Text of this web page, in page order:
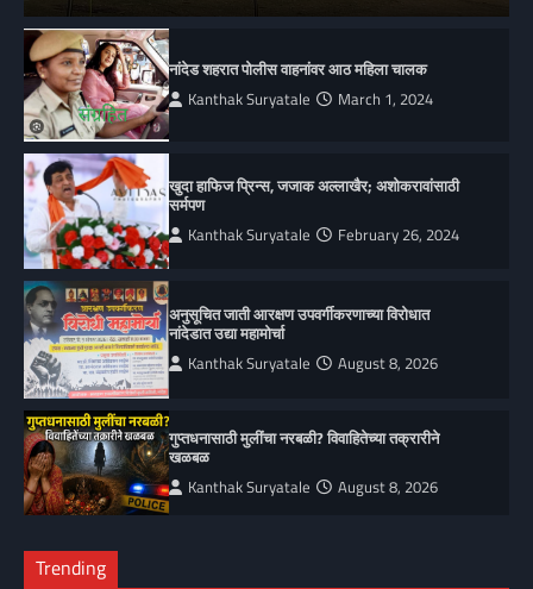
नांदेड शहरात पोलीस वाहनांवर आठ महिला चालक
Kanthak Suryatale March 1, 2024
खुदा हाफिज प्रिन्स, जजाक अल्लाखैर; अशोकरावांसाठी
सर्मपण
Kanthak Suryatale February 26, 2024
अनुसूचित जाती आरक्षण उपवर्गीकरणाच्या विरोधात
नांदेडात उद्या महामोर्चा
Kanthak Suryatale August 8, 2026
गुप्तधनासाठी मुलींचा नरबळी? विवाहितेच्या तक्रारीने
खळबळ
Kanthak Suryatale August 8, 2026
Trending